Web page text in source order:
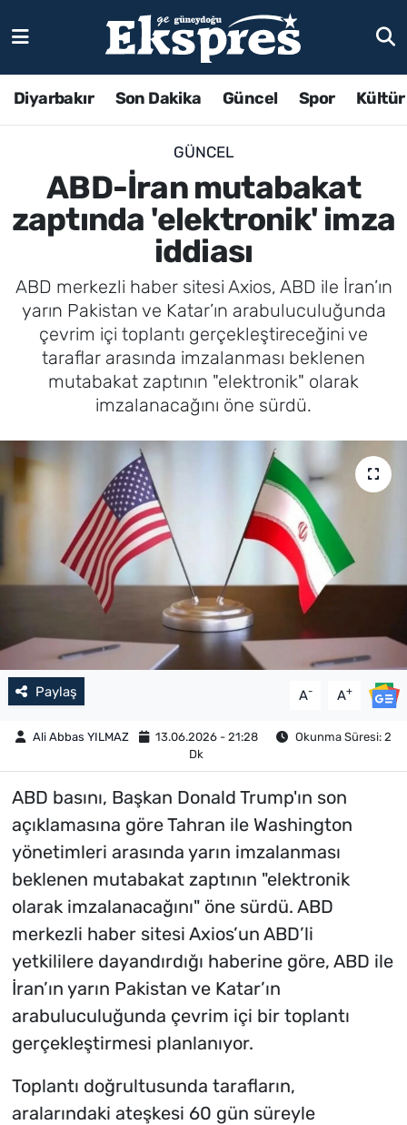
Diyarbakır Son Dakika Güncel Spor
GÜNCEL
ABD-İran mutabakat
zaptında 'elektronik' imza
iddiası
ABD merkezli haber sitesi Axios, ABD ile İran’ın
yarın Pakistan ve Katar’ın arabuluculuğunda
çevrim içi toplantı gerçekleştireceğini ve
taraflar arasında imzalanması beklenen
mutabakat zaptının "elektronik" olarak
imzalanacağını öne sürdü.
Paylaş A- A+
Ali Abbas YILMAZ 13.06.2026 - 21:28
Okunma Süresi: 2
Dk
ABD basını, Başkan Donald Trump'ın son
açıklamasına göre Tahran ile Washington
yönetimleri arasında yarın imzalanması
beklenen mutabakat zaptının "elektronik
olarak imzalanacağını" öne sürdü. ABD
merkezli haber sitesi Axios’un ABD’li
yetkililere dayandırdığı haberine göre, ABD ile
İran’ın yarın Pakistan ve Katar’ın
arabuluculuğunda çevrim içi bir toplantı
gerçekleştirmesi planlanıyor.
Toplantı doğrultusunda tarafların,
aralarındaki ateşkesi 60 gün süreyle